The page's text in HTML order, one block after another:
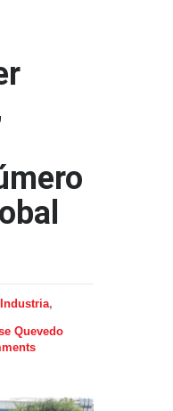
Industria,
Quevedo